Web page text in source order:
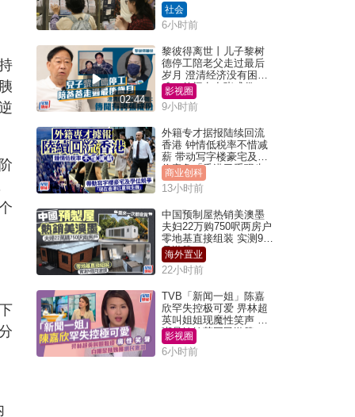
社会
6小时前
02:44
黎彼得离世丨儿子黎树
德停工陪老父走过最后
岁月 澄清经济没有困
难：传闻有夸张成份
影视圈
9小时前
外籍专才据报陆续回流
香港 钟情低税率不惜减
薪 带动写字楼豪宅及学
位竞争「香港已重现生
机」
商业创科
13小时前
中国预制屋热销美澳墨
夫妇22万购750呎两房户
零地基直接组装 实测9个
月激赞
海外置业
22小时前
TVB「新闻一姐」陈嘉
欣罕失控极可爱 畀林超
英叫姐姐现魔性笑声 自
嘲是姨姨获网民激赞
影视圈
6小时前